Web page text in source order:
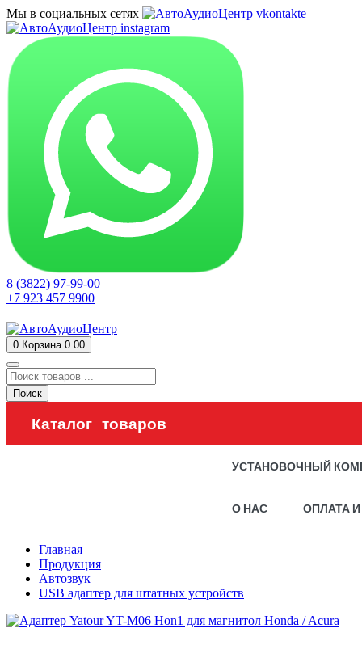
Мы в социальных сетях
8 (3822) 97-99-00
+7 923 457 9900
0 Корзина 0.00
Поиск
Каталог товаров
УСТАНОВОЧНЫЙ
О НАС ОПЛАТА
Главная
Продукция
Автозвук
USB адаптер для штатных устройств